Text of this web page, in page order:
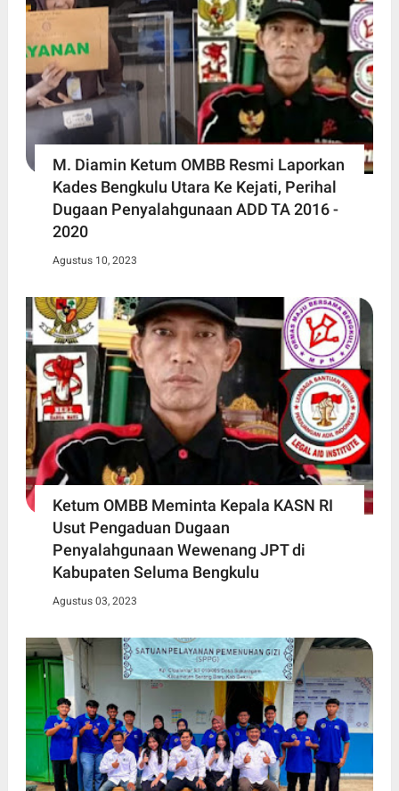
M. Diamin Ketum OMBB Resmi Laporkan
Kades Bengkulu Utara Ke Kejati, Perihal
Dugaan Penyalahgunaan ADD TA 2016 -
2020
Agustus 10, 2023
Ketum OMBB Meminta Kepala KASN RI
Usut Pengaduan Dugaan
Penyalahgunaan Wewenang JPT di
Kabupaten Seluma Bengkulu
Agustus 03, 2023